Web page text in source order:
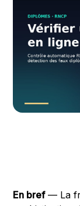
En bref— La